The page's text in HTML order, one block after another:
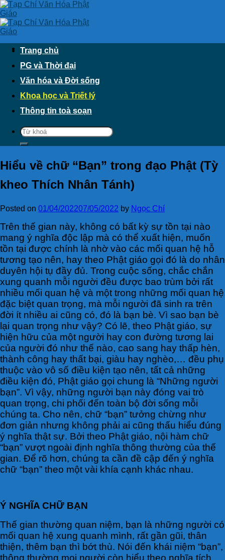
Skip
to
content
Trang chủ
PG và Thời đại
Văn hóa và Đời sống
Khoa học và Triết lý
Thông tin toà soạn
Hiểu về chữ “Bạn” trong đạo Phật (Tỳ
kheo Thích Nhân Tánh)
Posted on 01/04/202207/05/2022 by Ngọc Chí
Trên thế gian này, không có bất kỳ sự tồn tại nào
mang ý nghĩa độc lập mà có thể xuất hiện, muốn
tồn tại được chính là nhờ vào các mối quan hệ hỗ
tương tạo nên, hay theo Phật giáo gọi đó là do nhân
duyên hội tụ đầy đủ. Trong cuộc sống, chắc chắn
xung quanh mỗi người đều được bao trùm bởi rất
nhiều mối quan hệ và một trong những mối quan hệ
đặc biệt quan trọng, mà mỗi người đã sinh ra trên
đời ít nhiều ai cũng có, đó là bạn bè. Vì sao bạn bè
lại quan trọng như vậy? Có lẽ, theo Phật giáo, sự
hiện hữu của một người hay con đường tương lai
của người đó như thế nào, cao sang hay thấp hèn,
thành công hay thất bại, giàu hay nghèo,… đều phụ
thuộc vào vô số điều kiện tạo nên, tất cả những
điều kiện đó, Phật giáo gọi chung là “Những người
bạn”. Vì vậy, những người bạn này đóng vai trò
quan trọng, chi phối đến toàn bộ đời sống mỗi
chúng ta. Cho nên, chữ “bạn” tưởng chừng như
đơn giản nhưng không phải ai cũng thấu hiểu đúng
ý nghĩa thật sự. Bởi theo Phật giáo, nội hàm chữ
“bạn” vượt ngoài định nghĩa thông thường của thế
gian. Để rõ hơn, chúng ta cần đề cập đến ý nghĩa
chữ “bạn” theo một vài khía cạnh khác nhau.
Ý NGHĨA CHỮ BẠN
Thế gian thường quan niệm, bạn là những người có
mối quan hệ xung quanh mình, rất gần gũi, thân
thiện, thêm bạn thì bớt thù. Nói đến khái niệm “bạn”,
thông thường mọi người còn hiểu theo nghĩa tích